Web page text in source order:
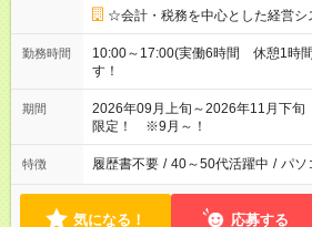
☆会計・税務を中心とした経営
勤務時間
10:00～17:00(実働6時間 休憩1時
す！
期間
2026年09月上旬～2026年11月下
限定！ ※9月～！
特徴 履歴書不要 / 40～50代活躍中 / パソ
気になる！ 応募する